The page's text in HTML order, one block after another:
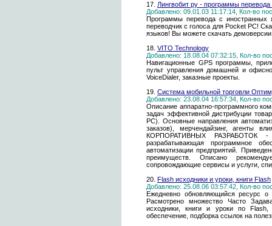
17. Лингвобит ру - программы
Добавлено: 09.01.03 11:17:14, Кол-во
Программы перевода с
переводчик с голоса для Pocket PC!
языков! Вы можете скачать
18. VITO Technology
Добавлено: 18.08.04 07:32:15, Кол-во
Навигационные GPS программы,
пульт управления домашней и
VoiceDialer, заказные проекты.
19. Система мобильной торговли
Добавлено: 23.08.04 16:57:34, Кол-во
Описание аппаратно-программного
задач эффективной дистрибуции
PC). Основные направления
заказов), мерчендайзинг, агенты
КОРПОРАТИВНЫХ РАЗРАБОТОК -
разрабатывающая программное
автоматизации предприятий.
преимуществ. Описано
сопровождающие сервисы и услуги,
20. Flash исходники и уроки, книги Flash
Добавлено: 25.08.06 03:57:42, Кол-во
Ежедневно обновляющийся ресурс о
Расмотрено множество Часто
исходники, книги и уроки по Flash,
обеспечение, подборка ссылок на